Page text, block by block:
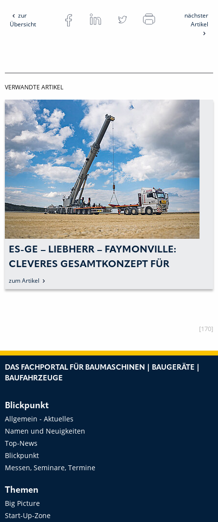
zur
Übersicht
nächster
Artikel
VERWANDTE ARTIKEL
ES-GE – LIEBHERR – FAYMONVILLE:
CLEVERES GESAMTKONZEPT FÜR
KRANAUSLEGER-TRANSPORTLÖSUNG
zum Artikel
[170]
DAS FACHPORTAL FÜR BAUMASCHINEN | BAUGERÄTE |
BAUFAHRZEUGE
Blickpunkt
Allgemein - Aktuelles
Namen und Neuigkeiten
Top-News
Blickpunkt
Messen, Seminare, Termine
Themen
Big Picture
Start-Up-Zone